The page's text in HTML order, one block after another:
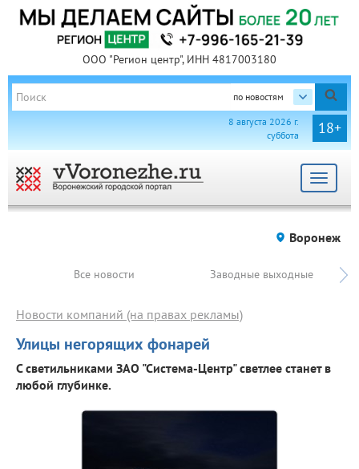
ООО "Регион центр", ИНН 4817003180
по новостям
18+
8 августа 2026 г.
суббота
Toggle
Воронеж
Все новости Заводные выходные
Улицы негорящих фонарей
Новости компаний (на правах рекламы)
С светильниками ЗАО "Система-Центр" светлее станет в
любой глубинке.